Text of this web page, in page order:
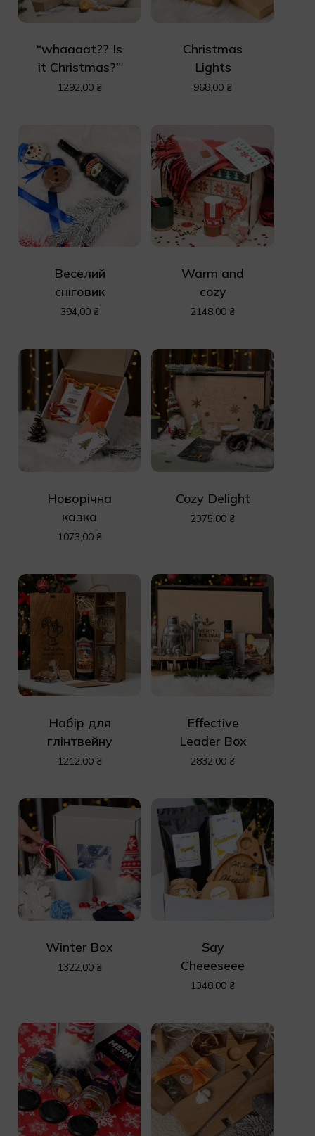
“whaaaat?? Is
it Christmas?”
1292,00 ₴
Christmas
Lights
968,00 ₴
Веселий
сніговик
394,00 ₴
Warm and
cozy
2148,00 ₴
Новорічна
казка
1073,00 ₴
Cozy Delight
2375,00 ₴
Набір для
глінтвейну
1212,00 ₴
Effective
Leader Box
2832,00 ₴
Winter Box
1322,00 ₴
Say
Cheeeseee
1348,00 ₴